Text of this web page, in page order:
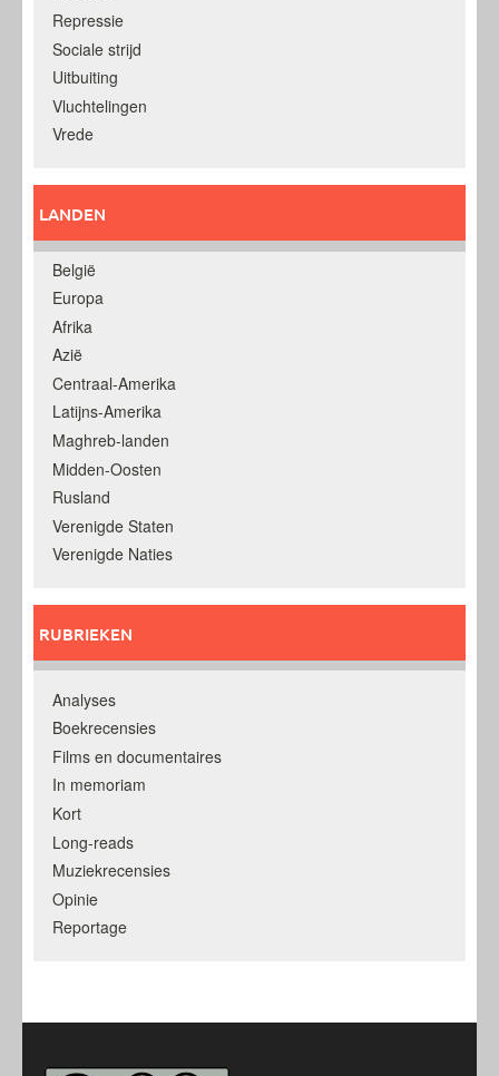
Repressie
Sociale strijd
Uitbuiting
Vluchtelingen
Vrede
LANDEN
België
Europa
Afrika
Azië
Centraal-Amerika
Latijns-Amerika
Maghreb-landen
Midden-Oosten
Rusland
Verenigde Staten
Verenigde Naties
RUBRIEKEN
Analyses
Boekrecensies
Films en documentaires
In memoriam
Kort
Long-reads
Muziekrecensies
Opinie
Reportage